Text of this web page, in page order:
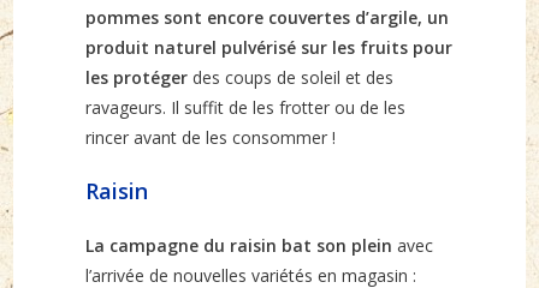
pommes sont encore couvertes d’argile, un
produit naturel pulvérisé sur les fruits pour
les protéger des coups de soleil et des
ravageurs. Il suffit de les frotter ou de les
rincer avant de les consommer !
Raisin
La campagne du raisin bat son plein avec
l’arrivée de nouvelles variétés en magasin :